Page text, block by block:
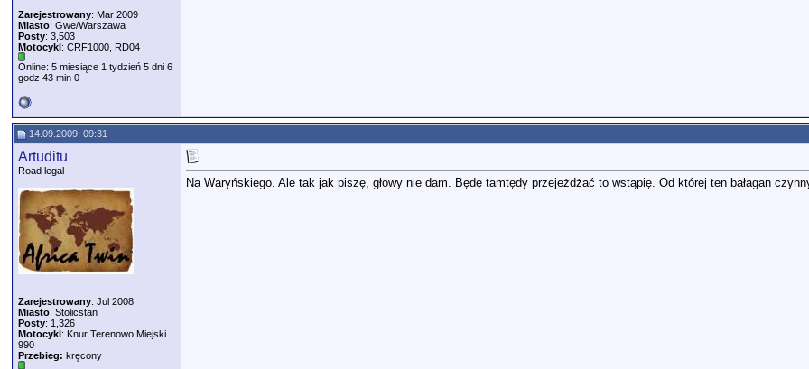
Zarejestrowany: Mar 2009
Miasto: Gwe/Warszawa
Posty: 3,503
Motocykl: CRF1000, RD04
Online: 5 miesiące 1 tydzień 5 dni 6
godz 43 min 0
14.09.2009, 09:31
Artuditu
Road legal
Zarejestrowany: Jul 2008
Miasto: Stolicstan
Posty: 1,326
Motocykl: Knur Terenowo Miejski
990
Przebieg: kręcony
Na Waryńskiego. Ale tak jak piszę, głowy nie dam. Będę tamtędy przejeżdżać to wstąpię. Od której ten bałagan